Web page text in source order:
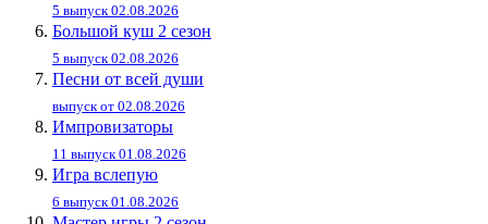
5 выпуск 02.08.2026
Большой куш 2 сезон
5 выпуск 02.08.2026
Песни от всей души
выпуск от 02.08.2026
Импровизаторы
11 выпуск 01.08.2026
Игра вслепую
6 выпуск 01.08.2026